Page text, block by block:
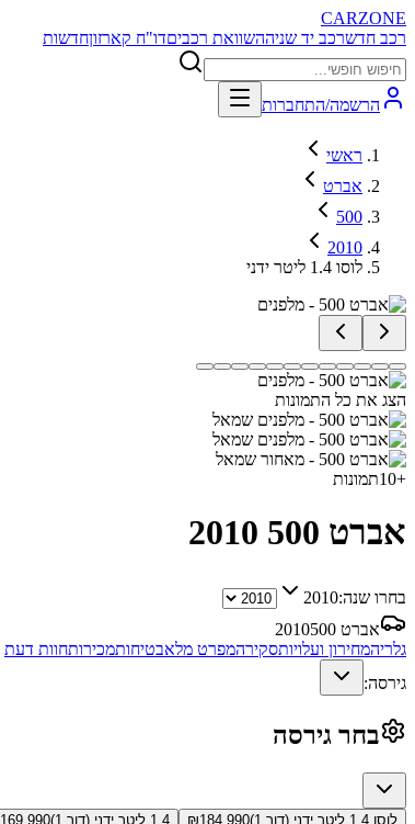
CARZONE
רכב חדשרכב יד שניההשוואת רכביםדו"ח קארזוןחדשות
הרשמה/התחברות
ראשי
אברט
500
2010
לוסו 1.4 ליטר ידני
הצג את כל התמונות
+
10תמונות
אברט 500 2010
בחרו שנה:2010
אברט 500
2010
גלריהמחירון ועלויותסקירהמפרט מלאבטיחותמכירותחוות דעת
גירסה:
בחר גירסה
לוסו 1.4 ליטר ידני (דור 1) ₪184,990 1.4 ליטר ידני (דור 1) 169,990